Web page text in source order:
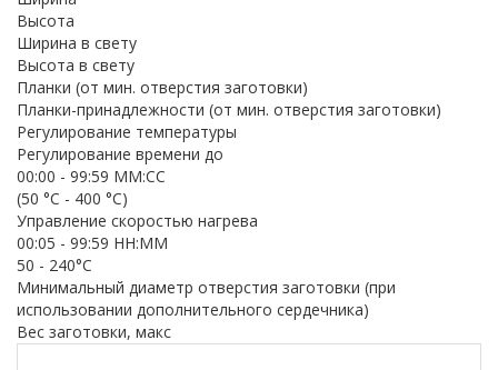
Высота
Ширина в свету
Высота в свету
Планки (от мин. отверстия заготовки)
Планки-принадлежности (от мин. отверстия заготовки)
Регулирование температуры
Регулирование времени до
00:00 - 99:59 ММ:СС
(50 °C - 400 °C)
Управление скоростью нагрева
00:05 - 99:59 HH:MM
50 - 240°C
Минимальный диаметр отверстия заготовки (при
использовании дополнительного сердечника)
Вес заготовки, макс